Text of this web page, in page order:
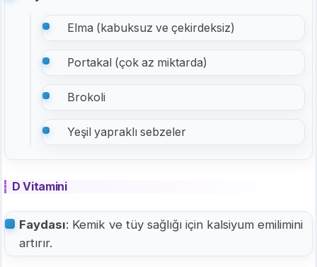
Elma (kabuksuz ve çekirdeksiz)
Portakal (çok az miktarda)
Brokoli
Yeşil yapraklı sebzeler
D Vitamini
Faydası: Kemik ve tüy sağlığı için kalsiyum emilimini
artırır.